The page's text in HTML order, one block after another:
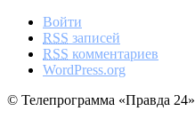
Войти
RSS записей
RSS комментариев
WordPress.org
© Телепрограмма «Правда 24»